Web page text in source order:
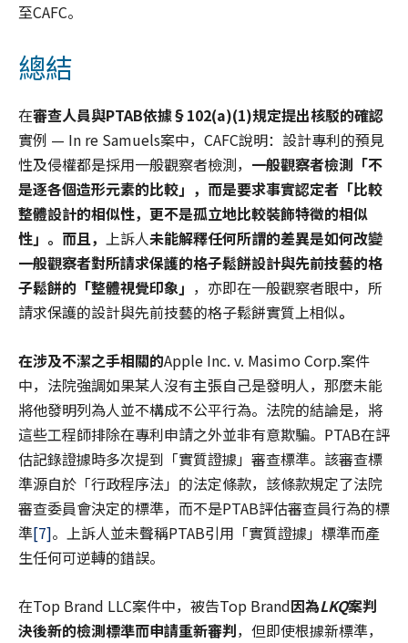
至CAFC。
總結
在審查人員與PTAB依據§102(a)(1)規定提出核駁的確認
實例 — In re Samuels案中，CAFC說明：設計專利的預見
性及侵權都是採用一般觀察者檢測， 一般觀察者檢測「不
是逐各個造形元素的比較」，而是要求事實認定者「比較
整體設計的相似性，更不是孤立地比較裝飾特徵的相似
性」。而且， 上訴人未能解釋任何所謂的差異是如何改變
一般觀察者對所請求保護的格子鬆餅設計與先前技藝的格
子鬆餅的「整體視覺印象」 ，亦即在一般觀察者眼中，所
請求保護的設計與先前技藝的格子鬆餅實質上相似。
在涉及不潔之手相關的Apple Inc. v. Masimo Corp.案件
中，法院強調如果某人沒有主張自己是發明人，那麼未能
將他發明列為人並不構成不公平行為。法院的結論是，將
這些工程師排除在專利申請之外並非有意欺騙。PTAB在評
估記錄證據時多次提到「實質證據」審查標準。該審查標
準源自於「行政程序法」的法定條款，該條款規定了法院
審查委員會決定的標準，而不是PTAB評估審查員行為的標
準[7]。上訴人並未聲稱PTAB引用「實質證據」標準而產
生任何可逆轉的錯誤。
在Top Brand LLC案件中，被告Top Brand因為LKQ案判
決後新的檢測標準而申請重新審判，但即使根據新標準，